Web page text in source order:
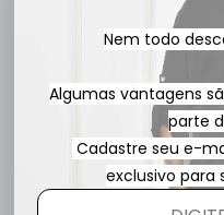
Nem todo
Algumas vantagens
parte
Cadastre seu e-
exclusivo para